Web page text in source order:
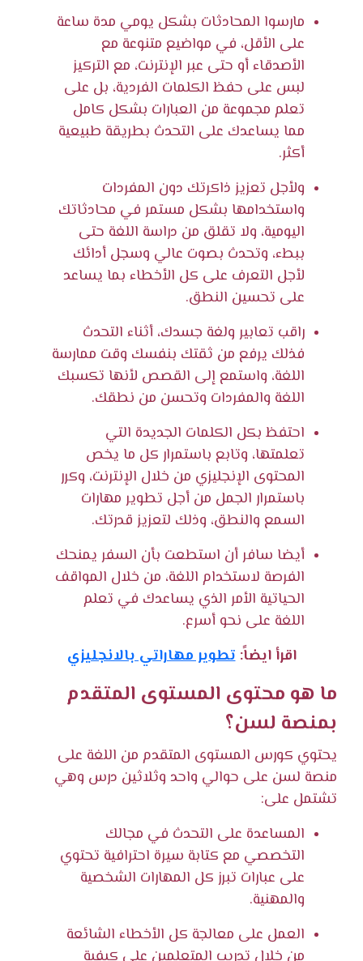
مارسوا المحادثات بشكل يومي مدة ساعة
على الأقل، في مواضيع متنوعة مع
الأصدقاء أو حتى عبر الإنترنت، مع التركيز
لبس على حفظ الكلمات الفردية، بل على
تعلم مجموعة من العبارات بشكل كامل
مما يساعدك على التحدث بطريقة طبيعية
أكثر.
ولأجل تعزيز ذاكرتك دون المفردات
واستخدامها بشكل مستمر في محادثاتك
اليومية، ولا تقلق من دراسة اللغة حتى
ببطء، وتحدث بصوت عالي وسجل أدائك
لأجل التعرف على كل الأخطاء بما يساعد
على تحسين النطق.
راقب تعابير ولغة جسدك، أثناء التحدث
فذلك يرفع من ثقتك بنفسك وقت ممارسة
اللغة، واستمع إلى القصص لأنها تكسبك
اللغة والمفردات وتحسن من نطقك.
احتفظ بكل الكلمات الجديدة التي
تعلمتها، وتابع باستمرار كل ما يخص
المحتوى الإنجليزي من خلال الإنترنت، وكرر
باستمرار الجمل من أجل تطوير مهارات
السمع والنطق، وذلك لتعزيز قدرتك.
أيضا سافر أن استطعت بأن السفر يمنحك
الفرصة لاستخدام اللغة، من خلال المواقف
الحياتية الأمر الذي يساعدك في تعلم
اللغة على نحو أسرع.
اقرأ ايضاً:تطوير مهاراتي بالانجليزي
ما هو محتوى المستوى المتقدم
بمنصة لسن؟
يحتوي كورس المستوى المتقدم من اللغة على
منصة لسن على حوالي واحد وثلاثين درس وهي
تشتمل على:
المساعدة على التحدث في مجالك
التخصصي مع كتابة سيرة احترافية تحتوي
على عبارات تبرز كل المهارات الشخصية
والمهنية.
العمل على معالجة كل الأخطاء الشائعة